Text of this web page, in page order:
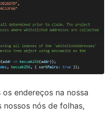
endereços na nossa
nossos nós de folhas,